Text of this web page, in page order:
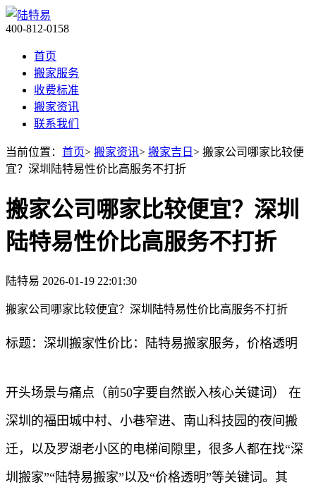
400-812-0158
首页
搬家服务
收费标准
搬家资讯
联系我们
当前位置： 首页> 搬家资讯> 搬家吉日 > 搬家公司哪家比较便
宜？深圳陆特易性价比高服务不打折
搬家公司哪家比较便宜？深圳
陆特易性价比高服务不打折
陆特易 2026-01-19 22:01:30
搬家公司哪家比较便宜？深圳陆特易性价比高服务不打折
标题：深圳搬家性价比：陆特易搬家服务，价格透明
开头场景与痛点（前50字要自然嵌入核心关键词） 在
深圳的福田城中村、小巷窄进、南山科技园的夜间搬
迁，以及罗湖老小区的电梯间隙里，很多人都在找“深
圳搬家”“陆特易搬家”以及“价格透明”等关键词。其